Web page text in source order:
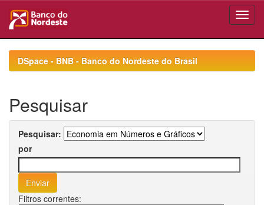
navigationDSpace - BNB - Banco do Nordeste do Brasil
Pesquisar
Pesquisar:
por
Filtros correntes: